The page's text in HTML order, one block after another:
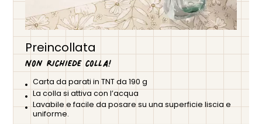
Preincollata
Non richiede colla!
Carta da parati in TNT da 190 g
La colla si attiva con l’acqua
Lavabile e facile da posare su una superficie liscia e
uniforme.